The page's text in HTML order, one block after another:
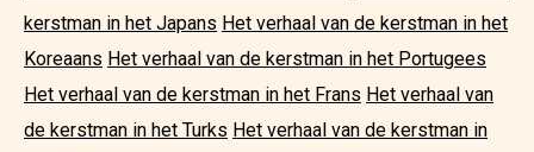
kerstman in het Japans Het verhaal van de kerstman in het
Koreaans Het verhaal van de kerstman in het Portugees
Het verhaal van de kerstman in het Frans Het verhaal van
de kerstman in het Turks Het verhaal van de kerstman in